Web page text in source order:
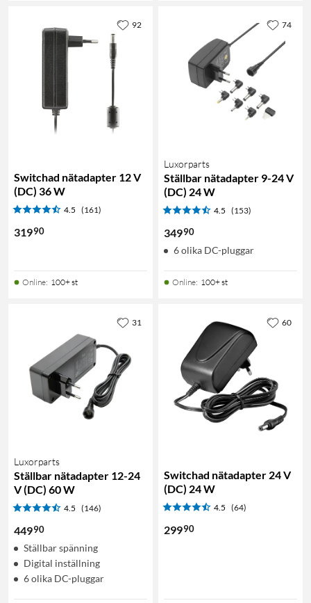
Switchad nätadapter 12 V
(DC) 36 W
4.5 (161)
31990
Online: 100+ st
92
Luxorparts
Ställbar nätadapter 9-24 V
(DC) 24 W
4.5 (153)
34990
6 olika DC-pluggar
Online: 100+ st
74
Luxorparts
Ställbar nätadapter 12-24
V (DC) 60 W
4.5 (146)
44990
Ställbar spänning
Digital inställning
6 olika DC-pluggar
31
Switchad nätadapter 24 V
(DC) 24 W
4.5 (64)
29990
60